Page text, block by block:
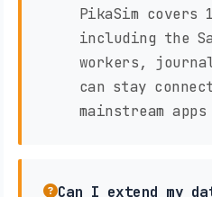
PikaSim covers
including the
workers,
can stay
mainstream
Can I extend my